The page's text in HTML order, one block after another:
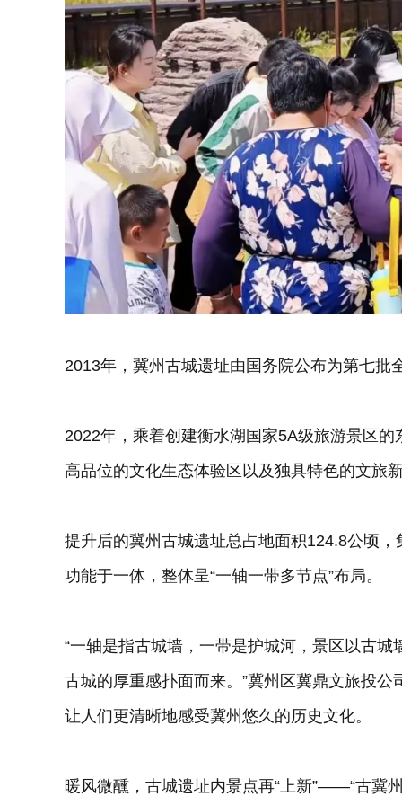
2013年，冀州古城遗址由国务院公布为第七批
2022年，乘着创建衡水湖国家5A级旅游景区
高品位的文化生态体验区以及独具特色的文旅
提升后的冀州古城遗址总占地面积124.8公顷
功能于一体，整体呈“一轴一带多节点”布局。
“一轴是指古城墙，一带是护城河，景区以古
古城的厚重感扑面而来。”冀州区冀鼎文旅投
让人们更清晰地感受冀州悠久的历史文化。
暖风微醺，古城遗址内景点再“上新”——“古冀